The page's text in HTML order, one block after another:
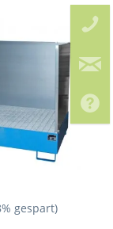
gespart)